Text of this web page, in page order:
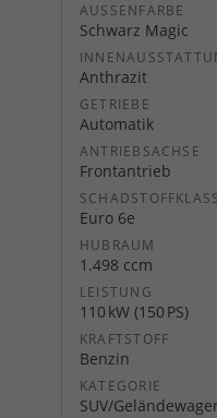
AUSSENFARBE
Schwarz Magic
Anthrazit
GETRIEBE
Automatik
ANTRIEBSACHSE
Frontantrieb
Euro 6e
HUBRAUM
1.498 ccm
LEISTUNG
110 kW (150 PS)
KRAFTSTOFF
Benzin
KATEGORIE
SUV/